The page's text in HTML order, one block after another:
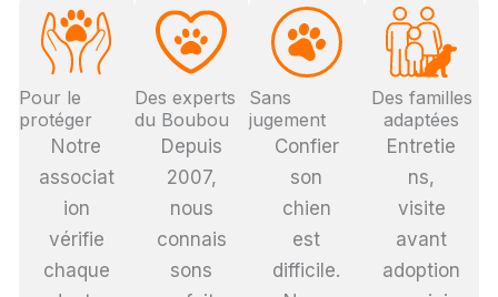
Pour le
protéger
Notre
associat
ion
vérifie
chaque
Des experts
du Boubou
Depuis
2007,
nous
connais
sons
Sans
jugement
Confier
son
chien
est
difficile.
Des familles
adaptées
Entretie
ns,
visite
avant
adoption